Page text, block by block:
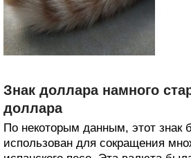
Знак доллара намного
доллара
По некоторым данным, этот знак
использован для сокращения